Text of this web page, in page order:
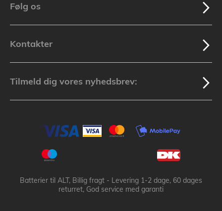
Følg os
Kontakter
Tilmeld dig vores nyhedsbrev:
Batterier til ALT, Billig fragt - Levering 1-2 dage, 60 dages
returret, God service med garanti